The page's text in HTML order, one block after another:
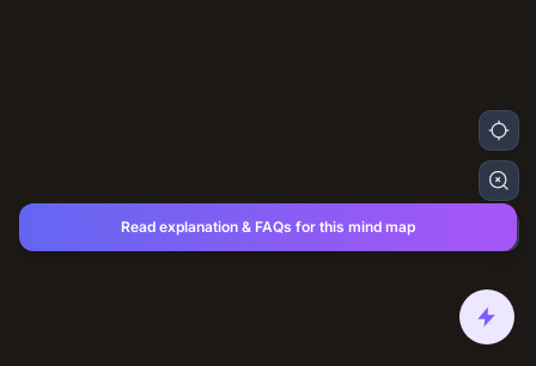
Read explanation & FAQs for this mind map